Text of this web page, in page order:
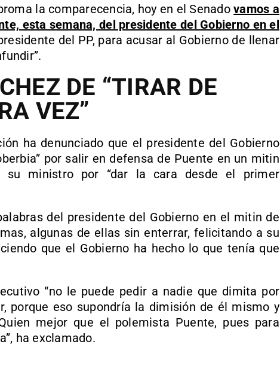
la comparecencia, hoy en el Senadovamos a
esta semana, del presidente del Gobierno en el
del PP, para acusar al Gobierno de llenar
DE “TIRAR DE
VEZ”
ha denunciado que el presidente del Gobierno
por salir en defensa de Puente en un mitin
su ministro por “dar la cara desde el primer
del presidente del Gobierno en el mitin de
algunas de ellas sin enterrar, felicitando a su
que el Gobierno ha hecho lo que tenía que
“no le puede pedir a nadie que dimita por
porque eso supondría la dimisión de él mismo y
mejor que el polemista Puente, pues para
ha exclamado.